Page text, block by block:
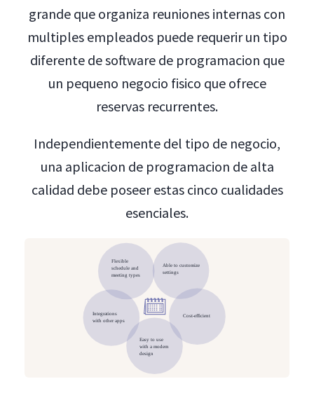
grande que organiza reuniones internas con
multiples empleados puede requerir un tipo
diferente de software de programacion que
un pequeno negocio fisico que ofrece
reservas recurrentes.
Independientemente del tipo de negocio,
una aplicacion de programacion de alta
calidad debe poseer estas cinco cualidades
esenciales.